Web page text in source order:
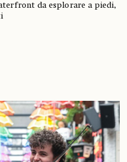
da esplorare a piedi,